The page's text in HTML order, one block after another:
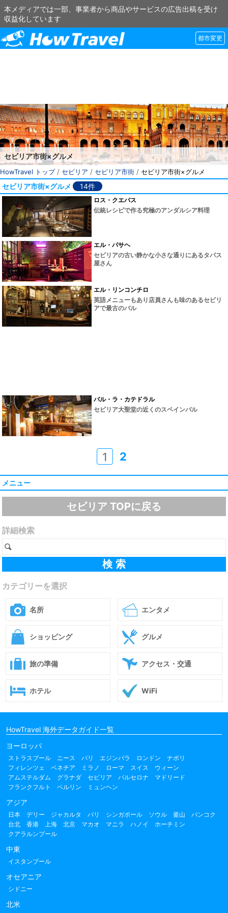
本メディアでは一部、事業者から商品やサービスの広告出稿を受け
収益化しています
都市変更
セビリア市街×グルメ
HowTravel トップ/ セビリア / セビリア市街 / セビリア市街×グルメ
セビリア市街×グルメ 14件
ロス・クエバス
伝統レシピで作る究極のアンダルシア料理
エル・パサヘ
セビリアの古い静かな小さな通りにあるタパス
屋さん
エル・リンコンチロ
英語メニューもあり店員さんも味のあるセビリ
アで最古のバル
バル・ラ・カテドラル
セビリア大聖堂の近くのスペインバル
1 2
メニュー
セビリア TOPに戻る
詳細検索
カテゴリーを選択
名所 エンタメ
ショッピング グルメ
旅の準備 アクセス・交通
ホテル WiFi
HowTravel 海外データガイド一覧
ヨーロッパ
ストラスブール ニース パリ エジンバラ ロンドン
ナポリ
フィレンツェ
ベネチア ミラノ ローマ スイス
ウィーン
アムステルダム
グラナダ セビリア バルセロナ
マドリード
フランクフルト
ベルリン ミュンヘン
アジア
日本 デリー ジャカルタ バリ シンガポール ソウル 釜山
バンコク
台北
香港 上海 北京 マカオ マニラ ハノイ
ホーチミン
クアラルンプール
中東
イスタンブール
オセアニア
シドニー
北米